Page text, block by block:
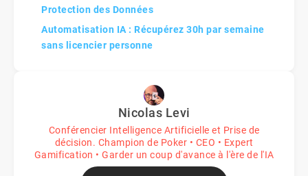
Protection des Données
Automatisation IA : Récupérez 30h par semaine
sans licencier personne
Nicolas Levi
Conférencier Intelligence Artificielle et Prise de
décision. Champion de Poker • CEO • Expert
Gamification • Garder un coup d'avance à l'ère de l'IA